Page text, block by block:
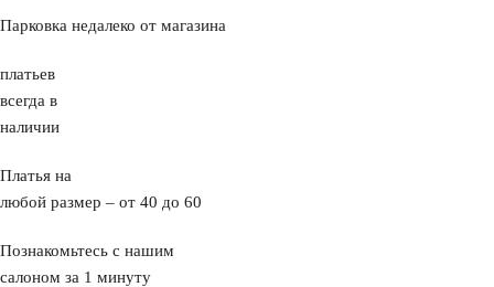
Парковка недалеко от магазина
платьев
всегда в
наличии
Платья на
любой размер – от 40 до 60
Познакомьтесь с нашим
салоном за 1 минуту